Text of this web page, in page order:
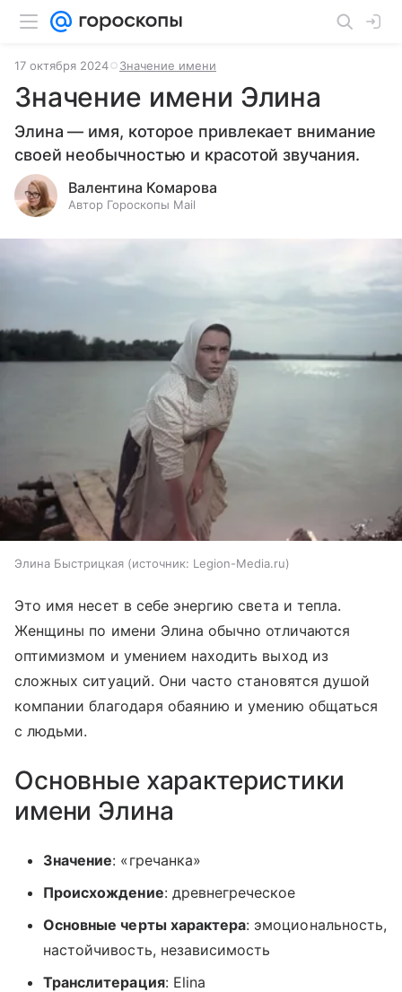
17 октября 2024 Значение имени
Значение имени Элина
Элина — имя, которое привлекает внимание
своей необычностью и красотой звучания.
Валентина Комарова
Автор Гороскопы Mail
Элина Быстрицкая источник: Legion-Media.ru
Это имя несет в себе энергию света и тепла.
Женщины по имени Элина обычно отличаются
оптимизмом и умением находить выход из
сложных ситуаций. Они часто становятся душой
компании благодаря обаянию и умению общаться
с людьми.
Основные характеристики
имени Элина
Значение: «гречанка»
Происхождение: древнегреческое
Основные черты характера: эмоциональность,
настойчивость, независимость
Транслитерация: Elina